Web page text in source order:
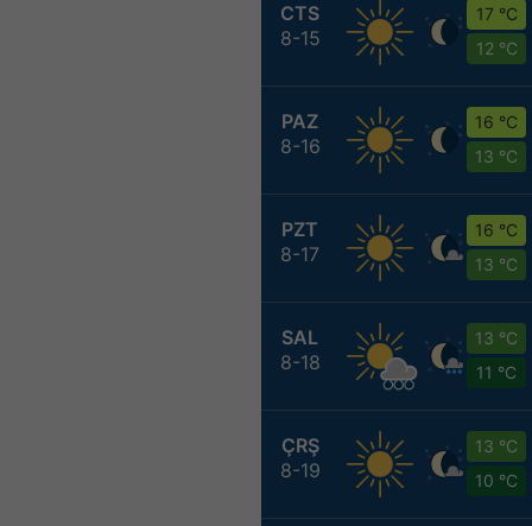
CTS
8-15
17 °C
12 °C
PAZ
8-16
16 °C
13 °C
PZT
8-17
16 °C
13 °C
SAL
8-18
13 °C
11 °C
ÇRŞ
8-19
13 °C
10 °C